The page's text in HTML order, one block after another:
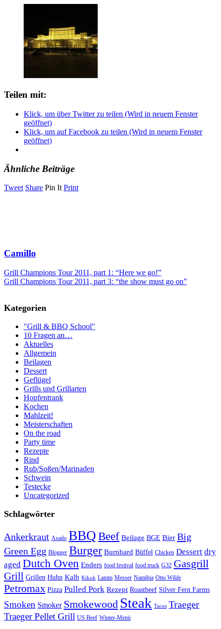
Teilen mit:
Klick, um über Twitter zu teilen (Wird in neuem Fenster
geöffnet)
Klick, um auf Facebook zu teilen (Wird in neuem Fenster
geöffnet)
Ähnliche Beiträge
Tweet Share Pin It Print
Camillo
Grill Champions Tour 2011, part 1: “Here we go!”
Grill Champions Tour 2011, part 3: “the show must go on”
Kategorien
"Grill & BBQ School"
10 Fragen an…
Aktuelles
Allgemein
Beilagen
Dessert
Geflügel
Grills und Grillarten
Hopfentrank
Kochen
Mahlzeit!
Meisterschaften
On the road
Party time
Rezepte
Rind
Rub/Soßen/Marinaden
Schwein
Testecke
Uncategorized
Schlagwörter
Ankerkraut Asado BBQBeef Beilage BGE Bier Big
Green Egg Blogger Burger Burnhard Büffel Chicken Dessert dry
aged Dutch Oven Enders food festival food truck G32 Gasgrill
Grill Grillen Huhn Kalb Kikok Lamm Messer Namibia Otto Wilde
Petromax Pizza Pulled Pork Rezept Roastbeef Silver Fern Farms
Smoken Smoker Smokewood Steak Tacos Traeger
Traeger Pellet Grill US Beef Winter-Menü